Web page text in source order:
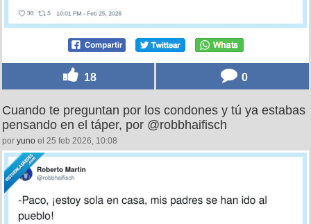
18 0
Cuando te preguntan por los condones y tú ya estabas
pensando en el táper, por @robbhaifisch
por yuno el 25 feb 2026, 10:08